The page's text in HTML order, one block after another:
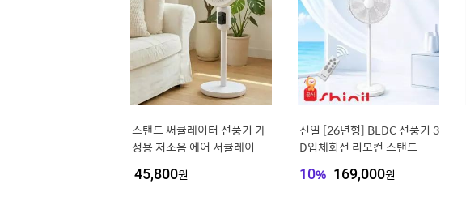
스탠드 써큘레이터 선풍기 가
정용 저소음 에어 서큘레이터
45,800원
신일 [26년형] BLDC 선풍기 3
D입체회전 리모컨 스탠드 써
10% 169,000원